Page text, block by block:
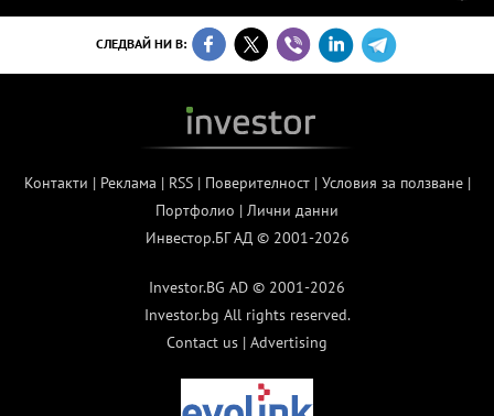
СЛЕДВАЙ НИ В:
Контакти | Реклама | RSS| Поверителност| Условия за ползване|
Портфолио | Лични данни
Инвестор.БГ АД © 2001-2026
Investor.BG AD © 2001-2026
Investor.bg All rights reserved.
Contact us | Advertising